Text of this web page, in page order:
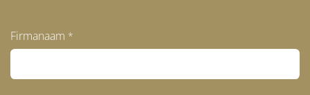
Firmanaam *